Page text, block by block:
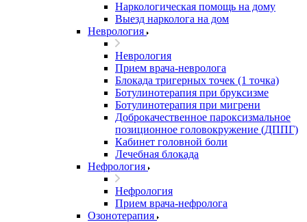
Наркологическая помощь на дому
Выезд нарколога на дом
Неврология
Неврология
Прием врача-невролога
Блокада тригерных точек (1 точка)
Ботулинотерапия при бруксизме
Ботулинотерапия при мигрени
Доброкачественное пароксизмальное
позиционное головокружение (ДППГ)
Кабинет головной боли
Лечебная блокада
Нефрология
Нефрология
Прием врача-нефролога
Озонотерапия